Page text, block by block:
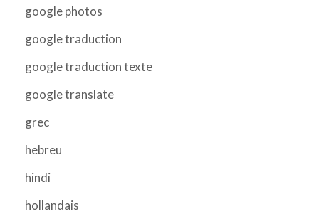
google photos
google traduction
google traduction texte
google translate
grec
hebreu
hindi
hollandais